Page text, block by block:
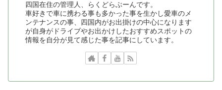
四国在住の管理人、らくどらぶーんです。
車好きで車に携わる事も多かった事を生かし愛車のメ
ンテナンスの事、四国内がお出掛けの中心になります
が自身がドライブやお出かけしたおすすめスポットの
情報を自分が見て感じた事を記事にしています。